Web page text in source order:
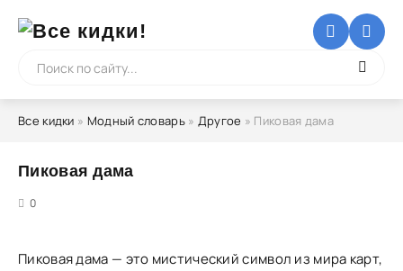
Все кидки » Модный словарь» Другое » Пиковая дама
Пиковая дама
0
Пиковая дама — это мистический символ из мира карт,